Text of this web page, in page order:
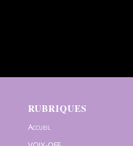
RUBRIQUES
Accueil